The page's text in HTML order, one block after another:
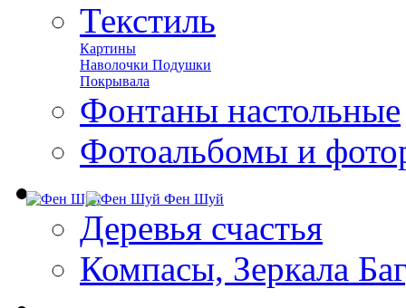
Текстиль
Картины
Наволочки Подушки
Покрывала
Фонтаны настольные
Фотоальбомы и
Фен Шуй
Деревья счастья
Компасы, Зеркала